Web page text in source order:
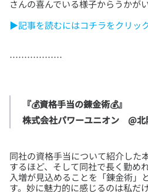
▶記事を読むにはコチラをクリッ
『💰資格手当の錬金術💰』
株式会社パワーユニオン　@
同社の資格手当について紹介した
するほど、そして同社で長く勤め
入増が見込めることを「錬金術」
す。妙に魅力的に感じるのは私だ